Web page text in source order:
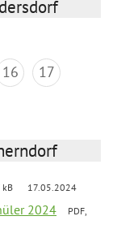
16
17
kB 17.05.2024
2024
PDF,